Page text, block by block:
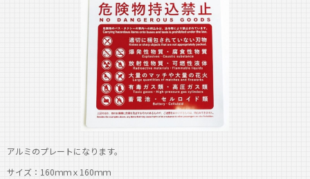
アルミのプレートになります。
サイズ：160ｍｍｘ160ｍｍ